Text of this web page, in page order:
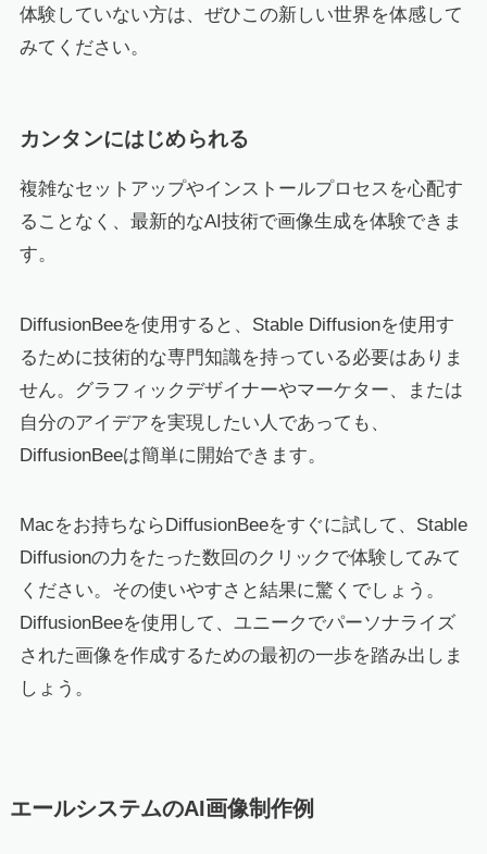
体験していない方は、ぜひこの新しい世界を体感して
みてください。
カンタンにはじめられる
複雑なセットアップやインストールプロセスを心配す
ることなく、最新的なAI技術で画像生成を体験できま
す。
DiffusionBeeを使用すると、Stable Diffusionを使用す
るために技術的な専門知識を持っている必要はありま
せん。グラフィックデザイナーやマーケター、または
自分のアイデアを実現したい人であっても、
DiffusionBeeは簡単に開始できます。
Macをお持ちならDiffusionBeeをすぐに試して、Stable
Diffusionの力をたった数回のクリックで体験してみて
ください。その使いやすさと結果に驚くでしょう。
DiffusionBeeを使用して、ユニークでパーソナライズ
された画像を作成するための最初の一歩を踏み出しま
しょう。
エールシステムのAI画像制作例